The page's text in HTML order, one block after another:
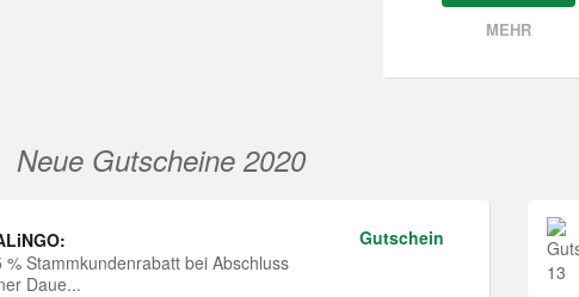
MEHR
Neue Gutscheine 2020
% Stammkundenrabatt bei Abschluss
Daue...
Gutschein